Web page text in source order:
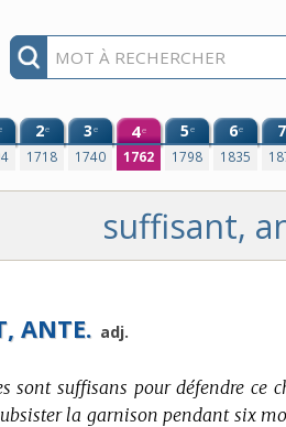
2e
1718
3e
1740
4e
1762
5e
1798
6e
1835
7
suffisant,
ANTE. adj.
sont suffisans pour défendre ce
la garnison pendant six